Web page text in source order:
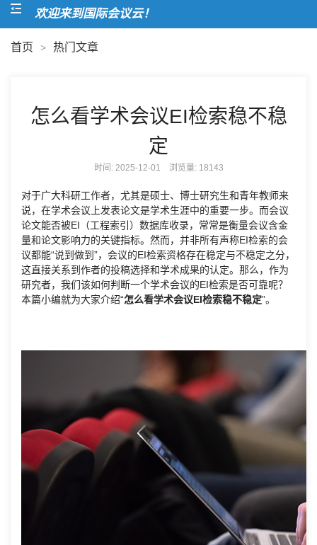
欢迎来到国际会议云！
首页 > 热门文章
怎么看学术会议EI检索稳不稳
定
时间: 2025-12-01 浏览量: 18143
对于广大科研工作者，尤其是硕士、博士研究生和青年教师来
说，在学术会议上发表论文是学术生涯中的重要一步。而会议
论文能否被EI（工程索引）数据库收录，常常是衡量会议含金
量和论文影响力的关键指标。然而，并非所有声称EI检索的会
议都能“说到做到”，会议的EI检索资格存在稳定与不稳定之分，
这直接关系到作者的投稿选择和学术成果的认定。那么，作为
研究者，我们该如何判断一个学术会议的EI检索是否可靠呢？
本篇小编就为大家介绍“怎么看学术会议EI检索稳不稳定”。